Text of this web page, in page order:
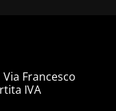
Francesco
IVA